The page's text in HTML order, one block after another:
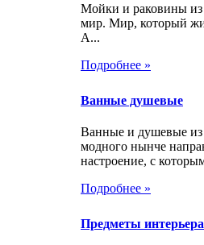
Мойки и раковины из
мир. Мир, который
А...
Подробнее »
Ванные душевые
Ванные и душевые из
модного нынче
настроение, с
Подробнее »
Предметы интерьера